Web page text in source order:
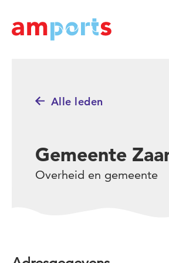
Alle leden
Gemeente
Overheid en gemeente